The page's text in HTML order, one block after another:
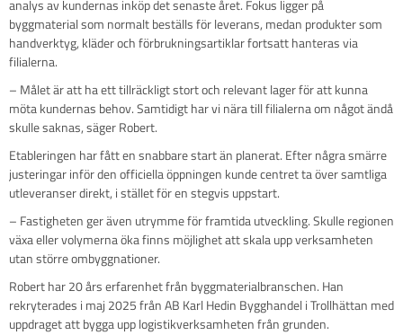
analys av kundernas inköp det senaste året. Fokus ligger på
byggmaterial som normalt beställs för leverans, medan produkter som
handverktyg, kläder och förbrukningsartiklar fortsatt hanteras via
filialerna.
– Målet är att ha ett tillräckligt stort och relevant lager för att kunna
möta kundernas behov. Samtidigt har vi nära till filialerna om något ändå
skulle saknas, säger Robert.
Etableringen har fått en snabbare start än planerat. Efter några smärre
justeringar inför den officiella öppningen kunde centret ta över samtliga
utleveranser direkt, i stället för en stegvis uppstart.
– Fastigheten ger även utrymme för framtida utveckling. Skulle regionen
växa eller volymerna öka finns möjlighet att skala upp verksamheten
utan större ombyggnationer.
Robert har 20 års erfarenhet från byggmaterialbranschen. Han
rekryterades i maj 2025 från AB Karl Hedin Bygghandel i Trollhättan med
uppdraget att bygga upp logistikverksamheten från grunden.